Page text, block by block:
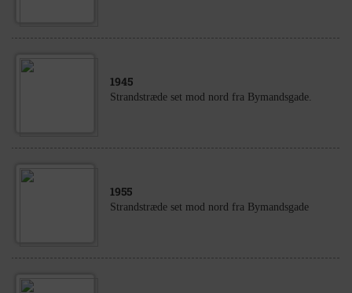
1945
Strandstræde set mod nord fra Bymandsgade.
1955
Strandstræde set mod nord fra Bymandsgade